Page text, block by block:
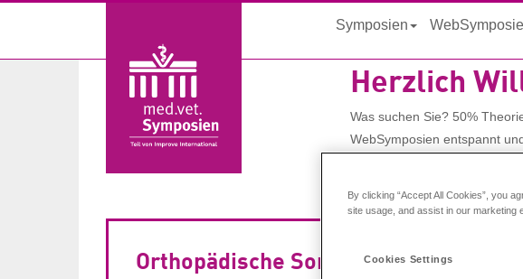
Symposien
Herzlich
Was suchen Sie? 50%
WebSymposien entspannt
Orthopädische Sono 2 Pferd in
By clicking “Accept All Cookies”, you
site usage, and assist in our marketing
Cookies Settings